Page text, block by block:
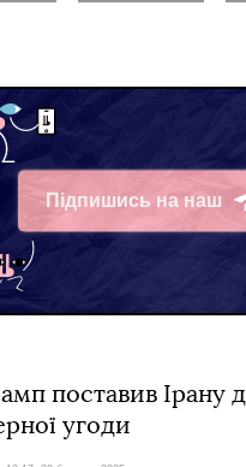
Підпишись на наш
Telegram
поставив Ірану
угоди